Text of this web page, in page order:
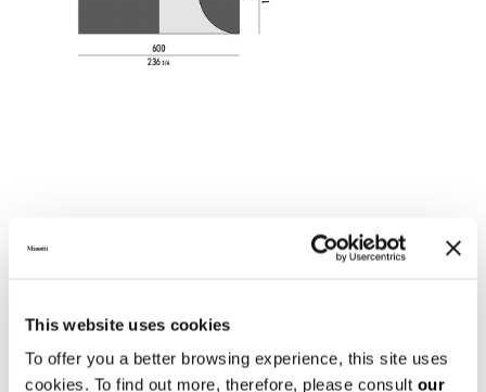
This website uses cookies
To offer you a better browsing experience, this site uses
cookies. To find out more, therefore, please consult our